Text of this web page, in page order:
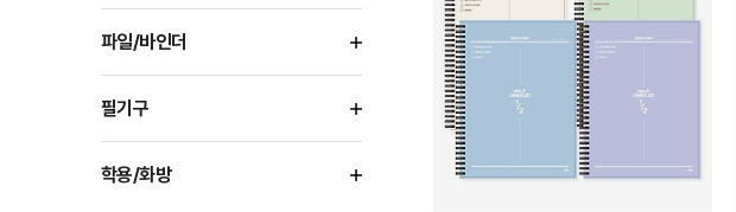
파일/바인더
필기구
학용/화방